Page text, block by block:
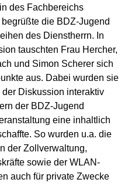
des Fachbereichs
die BDZ-Jugend
des Dienstherrn. In
tauschten Frau Hercher,
und Simon Scherer sich
aus. Dabei wurden sie
Diskussion interaktiv
der BDZ-Jugend
eine inhaltlich
So wurden u.a. die
der Zollverwaltung,
sowie der WLAN-
auch für private Zwecke